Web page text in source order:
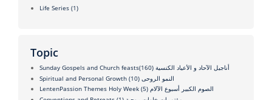
Life Series (1)
Topic
Sunday Gospels and Church feastsأناجيل الآحاد و الأعياد الكنسية (160)
Spiritual and Personal Growth النمو الروحى (10)
LentenPassion Themes Holy Week الصوم الكبير أسبوع الآلام (5)